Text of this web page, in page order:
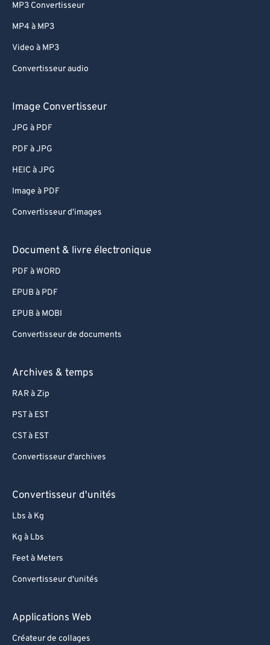
MP3 Convertisseur
MP4 à MP3
Video à MP3
Convertisseur audio
Image Convertisseur
JPG à PDF
PDF à JPG
HEIC à JPG
Image à PDF
Convertisseur d'images
Document & livre électronique
PDF à WORD
EPUB à PDF
EPUB à MOBI
Convertisseur de documents
Archives & temps
RAR à Zip
PST à EST
CST à EST
Convertisseur d'archives
Convertisseur d'unités
Lbs à Kg
Kg à Lbs
Feet à Meters
Convertisseur d'unités
Applications Web
Créateur de collages